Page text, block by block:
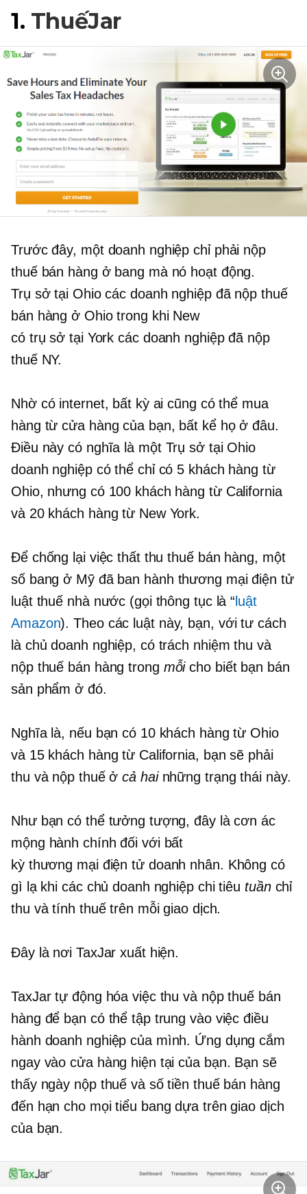
1. ThuếJar
Trước đây, một doanh nghiệp chỉ phải nộp
thuế bán hàng ở bang mà nó hoạt động.
Trụ sở tại Ohiocác doanh nghiệp đã nộp thuế
bán hàng ở Ohio trong khi New
có trụ sở tại York các doanh nghiệp đã nộp
thuế NY.
Nhờ có internet, bất kỳ ai cũng có thể mua
hàng từ cửa hàng của bạn, bất kể họ ở đâu.
Điều này có nghĩa là một Trụ sở tại Ohio
doanh nghiệp có thể chỉ có 5 khách hàng từ
Ohio, nhưng có 100 khách hàng từ California
và 20 khách hàng từ New York.
Để chống lại việc thất thu thuế bán hàng, một
số bang ở Mỹ đã ban hành thương mại điện tử
luật thuế nhà nước (gọi thông tục là “ luật
Amazon). Theo các luật này, bạn, với tư cách
là chủ doanh nghiệp, có trách nhiệm thu và
nộp thuế bán hàng trong mỗicho biết bạn bán
sản phẩm ở đó.
Nghĩa là, nếu bạn có 10 khách hàng từ Ohio
và 15 khách hàng từ California, bạn sẽ phải
thu và nộp thuế ởcả hai những trạng thái này.
Như bạn có thể tưởng tượng, đây là cơn ác
mộng hành chính đối với bất
kỳ thương mại điện tửdoanh nhân. Không có
gì lạ khi các chủ doanh nghiệp chi tiêu tuần chỉ
thu và tính thuế trên mỗi giao dịch.
Đây là nơi TaxJar xuất hiện.
TaxJar tự động hóa việc thu và nộp thuế bán
hàng để bạn có thể tập trung vào việc điều
hành doanh nghiệp của mình. Ứng dụng cắm
ngay vào cửa hàng hiện tại của bạn. Bạn sẽ
thấy ngày nộp thuế và số tiền thuế bán hàng
đến hạn cho mọi tiểu bang dựa trên giao dịch
của bạn.